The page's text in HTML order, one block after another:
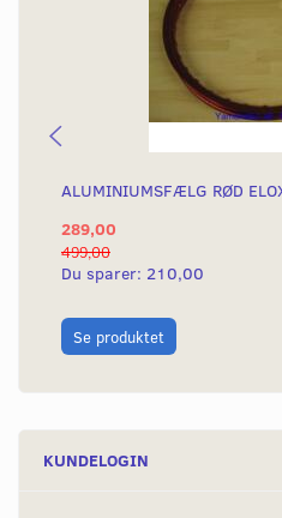
ALUMINIUMSFÆLG RØD
289,00
499,00
Du sparer: 210,00
Se produktet
KUNDELOGIN